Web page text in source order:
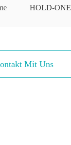
HOLD-ONE
Mit Uns